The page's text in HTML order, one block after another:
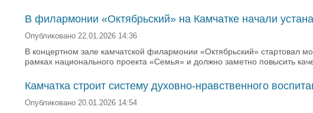
В филармонии «Октябрьский» на Камчатке начали
Опубликовано 22.01.2026 14:36
В концертном зале камчатской филармонии «Октябрьский» стартовал
рамках национального проекта «Семья» и должно заметно повысить
Камчатка строит систему духовно-нравственного
Опубликовано 20.01.2026 14:54